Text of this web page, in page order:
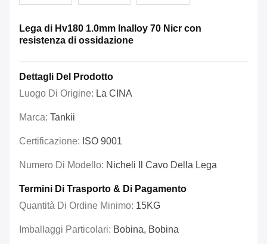
Lega di Hv180 1.0mm Inalloy 70 Nicr con
resistenza di ossidazione
Dettagli Del Prodotto
Luogo Di Origine: La CINA
Marca: Tankii
Certificazione: ISO 9001
Numero Di Modello: Nicheli Il Cavo Della Lega
Termini Di Trasporto & Di Pagamento
Quantità Di Ordine Minimo: 15KG
Imballaggi Particolari: Bobina, Bobina